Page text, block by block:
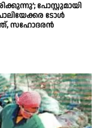
പോസ്റ്റുമായി
ടോൾ
സഹോദരൻ